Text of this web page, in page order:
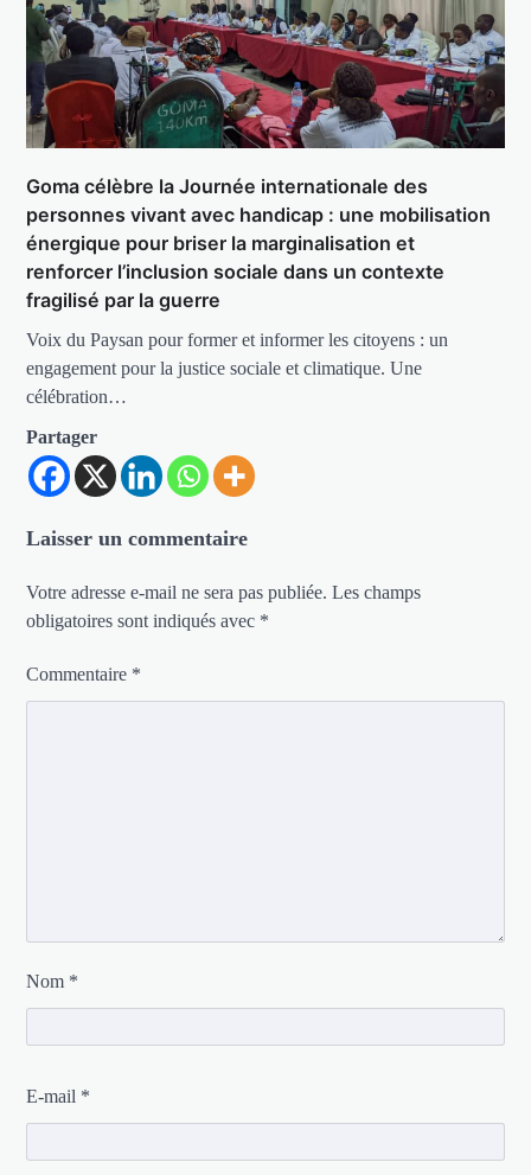
Goma célèbre la Journée internationale des
personnes vivant avec handicap : une mobilisation
énergique pour briser la marginalisation et
renforcer l’inclusion sociale dans un contexte
fragilisé par la guerre
Voix du Paysan pour former et informer les citoyens : un
engagement pour la justice sociale et climatique. Une
célébration…
Partager
Laisser un commentaire
Votre adresse e-mail ne sera pas publiée. Les champs
obligatoires sont indiqués avec *
Commentaire *
Nom *
E-mail *